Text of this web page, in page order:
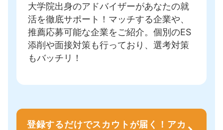
大学院出身のアドバイザーがあなたの就
活を徹底サポート！ マッチする企業や、
推薦応募可能な企業をご紹介。個別のES
添削や面接対策も行っており、選考対策
もバッチリ！
登録するだけでスカウトが届く！アカ